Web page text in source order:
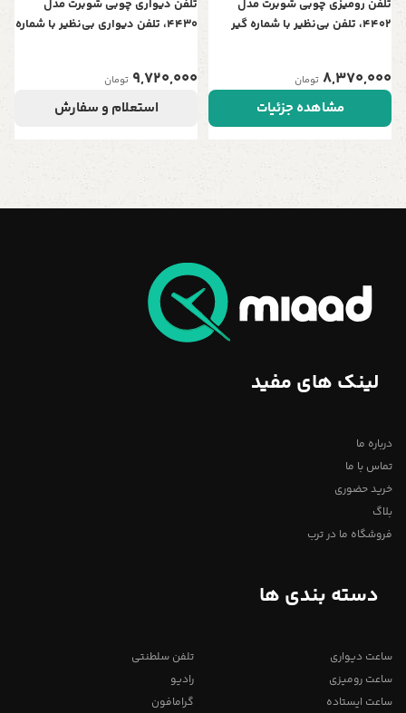
تلفن رومیزی چوبی شوبرت مدل
4402، تلفن بی‌نظیر با شماره گیر
دکور منزل
8,370,000 تومان
مشاهده جزئیات
تلفن دیواری چوبی شوبرت مدل
4430، تلفن دیواری بی‌نظیر با شماره
دکور منزل
9,720,000 تومان
استعلام و سفارش
لینک های مفید
درباره ما
تماس با ما
خرید حضوری
بلاگ
فروشگاه ما در ترب
دسته بندی ها
ساعت دیواری
ساعت رومیزی
ساعت ایستاده
تلفن سلطنتی
رادیو
گرامافون